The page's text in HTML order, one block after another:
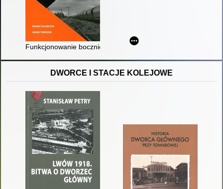
Funkcjonowanie bocznic kolejowych
DWORCE I STACJE KOLEJOWE